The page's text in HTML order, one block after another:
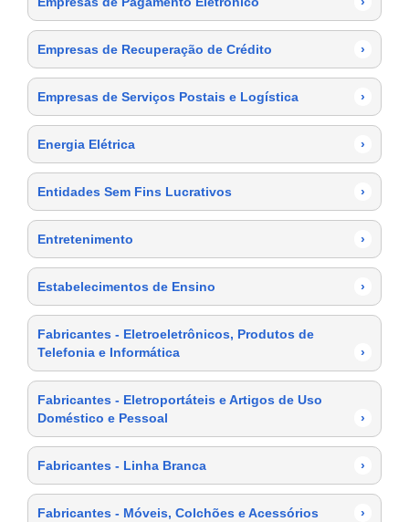
Empresas de Recuperação de Crédito ›
Empresas de Serviços Postais e Logística ›
Energia Elétrica ›
Entidades Sem Fins Lucrativos ›
Entretenimento ›
Estabelecimentos de Ensino ›
Fabricantes - Eletroeletrônicos, Produtos de
Telefonia e Informática
›
Fabricantes - Eletroportáteis e Artigos de Uso
Doméstico e Pessoal
›
Fabricantes - Linha Branca ›
Fabricantes - Móveis, Colchões e Acessórios ›